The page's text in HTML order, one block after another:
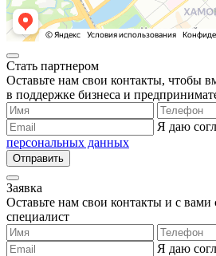
Стать партнером
Оставьте нам свои контакты, чтобы
в поддержке бизнеса и
Я даю
персональных данных
Отправить
Заявка
Оставьте нам свои контакты и с вами
специалист
Я даю